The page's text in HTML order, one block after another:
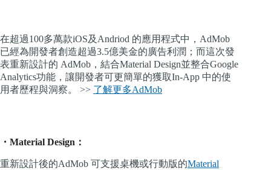
在超過100多萬款iOS及Andriod 的應用程式中，AdMob
已經為開發者創造超過3.5億美金的廣告利潤；而這次發
表重新設計的 AdMob，結合Material Design並整合Google
Analytics功能，讓開發者可更簡單的獲取In-App 中的使
用者歷程與洞察。 >> 了解更多AdMob
・Material Design：
重新設計後的AdMob 可支援桌機或行動版的Material